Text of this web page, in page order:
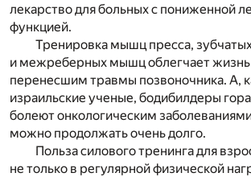
лекарство для больных с пониженной
функцией.
Тренировка мышц пресса,
и межреберных мышц облегчает
перенесшим травмы позвоночника. А,
израильские ученые, бодибилдеры
болеют онкологическим
можно продолжать очень долго.
Польза силового тренинга для
не только в регулярной физической